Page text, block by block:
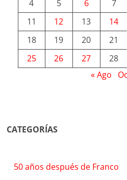
4
5 6 7
11
12 13 14
18
19 20 21
25
26 27 28
« Ago
CATEGORÍAS
50 años después de Franco